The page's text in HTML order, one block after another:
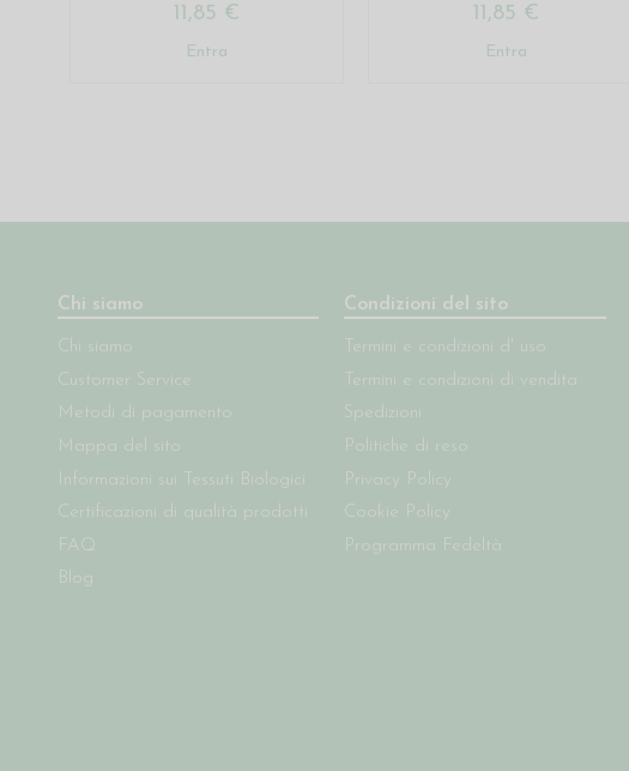
11,85 €
Entra
11,85 €
Entra
Chi siamo
Chi siamo
Customer Service
Metodi di pagamento
Mappa del sito
Informazioni sui Tessuti Biologici
Certificazioni di qualità prodotti
FAQ
Blog
Condizioni del sito
Termini e condizioni d' uso
Termini e condizioni di vendita
Spedizioni
Politiche di reso
Privacy Policy
Cookie Policy
Programma Fedeltà